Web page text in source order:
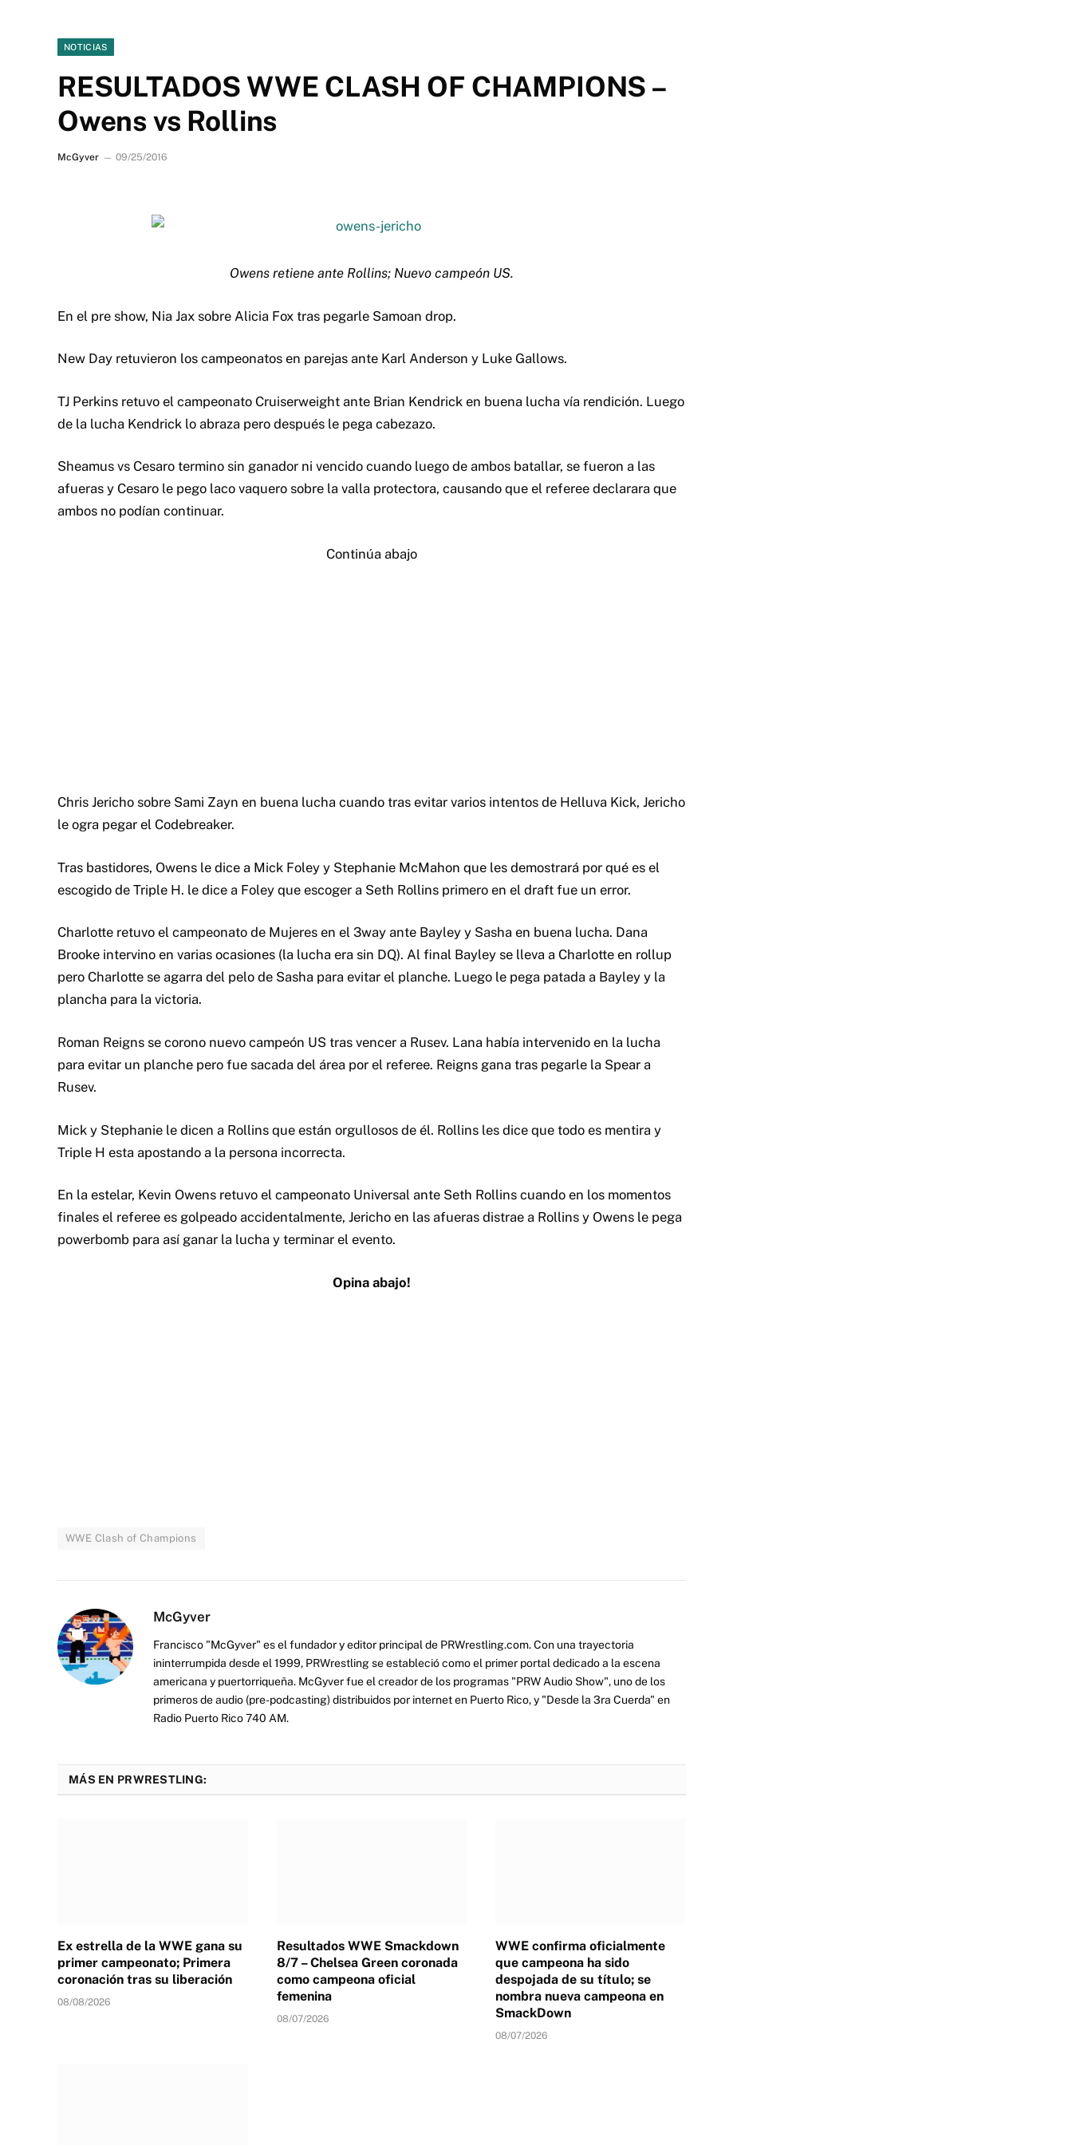
NOTICIAS
RESULTADOS WWE CLASH OF CHAMPIONS –
Owens vs Rollins
McGyver 09/25/2016
Owens retiene ante Rollins; Nuevo campeón US.
En el pre show, Nia Jax sobre Alicia Fox tras pegarle Samoan drop.
New Day retuvieron los campeonatos en parejas ante Karl Anderson y Luke Gallows.
TJ Perkins retuvo el campeonato Cruiserweight ante Brian Kendrick en buena lucha vía rendición. Luego
de la lucha Kendrick lo abraza pero después le pega cabezazo.
Sheamus vs Cesaro termino sin ganador ni vencido cuando luego de ambos batallar, se fueron a las
afueras y Cesaro le pego laco vaquero sobre la valla protectora, causando que el referee declarara que
ambos no podían continuar.
Continúa abajo
Chris Jericho sobre Sami Zayn en buena lucha cuando tras evitar varios intentos de Helluva Kick, Jericho
le ogra pegar el Codebreaker.
Tras bastidores, Owens le dice a Mick Foley y Stephanie McMahon que les demostrará por qué es el
escogido de Triple H. le dice a Foley que escoger a Seth Rollins primero en el draft fue un error.
Charlotte retuvo el campeonato de Mujeres en el 3way ante Bayley y Sasha en buena lucha. Dana
Brooke intervino en varias ocasiones (la lucha era sin DQ). Al final Bayley se lleva a Charlotte en rollup
pero Charlotte se agarra del pelo de Sasha para evitar el planche. Luego le pega patada a Bayley y la
plancha para la victoria.
Roman Reigns se corono nuevo campeón US tras vencer a Rusev. Lana había intervenido en la lucha
para evitar un planche pero fue sacada del área por el referee. Reigns gana tras pegarle la Spear a
Rusev.
Mick y Stephanie le dicen a Rollins que están orgullosos de él. Rollins les dice que todo es mentira y
Triple H esta apostando a la persona incorrecta.
En la estelar, Kevin Owens retuvo el campeonato Universal ante Seth Rollins cuando en los momentos
finales el referee es golpeado accidentalmente, Jericho en las afueras distrae a Rollins y Owens le pega
powerbomb para así ganar la lucha y terminar el evento.
Opina abajo!
WWE Clash of Champions
McGyver
Francisco "McGyver" es el fundador y editor principal de PRWrestling.com. Con una trayectoria
ininterrumpida desde el 1999, PRWrestling se estableció como el primer portal dedicado a la escena
americana y puertorriqueña. McGyver fue el creador de los programas "PRW Audio Show", uno de los
primeros de audio (pre-podcasting) distribuidos por internet en Puerto Rico, y "Desde la 3ra Cuerda" en
Radio Puerto Rico 740 AM.
MÁS EN PRWRESTLING:
Ex estrella de la WWE gana su
primer campeonato; Primera
coronación tras su liberación
08/08/2026
Resultados WWE Smackdown
8/7 – Chelsea Green coronada
como campeona oficial
femenina
08/07/2026
WWE confirma oficialmente
que campeona ha sido
despojada de su título; se
nombra nueva campeona en
SmackDown
08/07/2026